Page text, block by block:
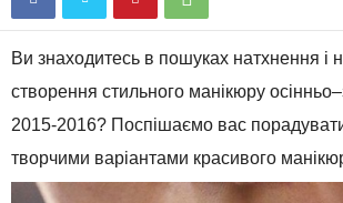
Ви знаходитесь в пошуках натхнення і
створення стильного манікюру осінньо–
2015-2016? Поспішаємо вас
творчими варіантами красивого